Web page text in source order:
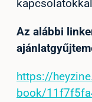
Az alábbi
https://
book/